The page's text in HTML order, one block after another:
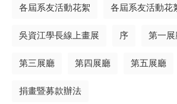
各屆系友活動花絮 各屆系友活動花
吳資江學長線上畫展 序 第一展
第三展廳 第四展廳 第五展廳
捐畫暨募款辦法